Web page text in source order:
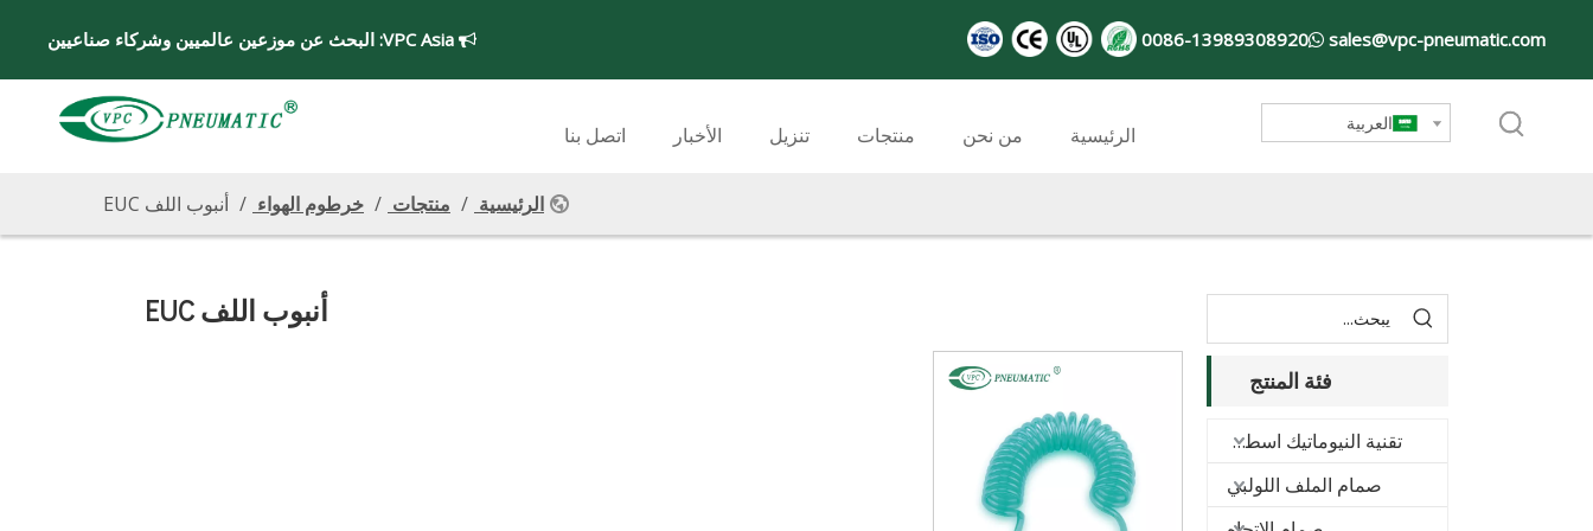
 البحث عن موزعين عالميين وشركاء صناعيين sales@vpc-pneumatic.com

0086-13989308920
الرئيسية من نحن منتجات تنزيل الأخبار اتصل بنا العربية
الرئيسية / منتجات / خرطوم الهواء / أنبوب اللف EUC
أنبوب اللف EUC
فئة المنتج
تقنية النيوماتيك اسطوانة
صمام الملف اللولبي